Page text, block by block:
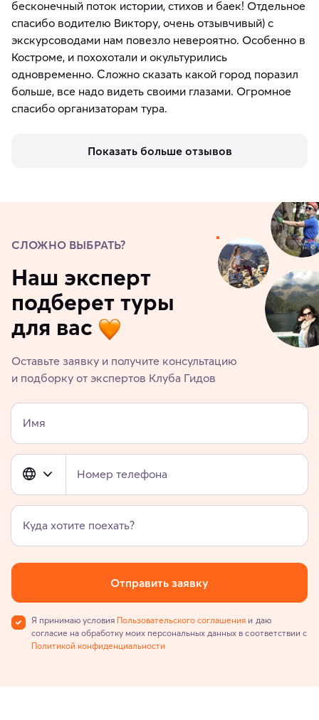
бесконечный поток истории, стихов и баек! Отдельное
спасибо водителю Виктору, очень отзывчивый) с
экскурсоводами нам повезло невероятно. Особенно в
Костроме, и похохотали и окультурились
одновременно. Сложно сказать какой город поразил
больше, все надо видеть своими глазами. Огромное
спасибо организаторам тура.
Показать больше отзывов
СЛОЖНО ВЫБРАТЬ?
Наш эксперт
подберет туры
для вас
Оставьте заявку и получите консультацию
и подборку от экспертов Клуба Гидов
Имя
Номер телефона
Куда хотите поехать?
Отправить заявку
Я принимаю условия Пользовательского соглашения и даю
согласие на обработку моих персональных данных в соответствии с
Политикой конфиденциальности